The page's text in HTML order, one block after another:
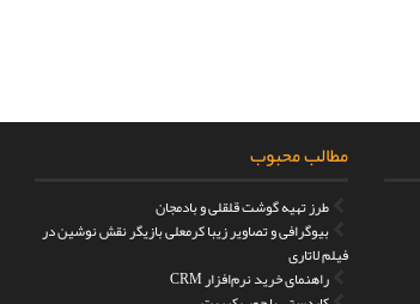
مطالب محبوب
طرز تهیه گوشت قلقلی و بادمجان
بیوگرافی و تصاویر زیبا کرمعلی بازیگر نقش نوشین در
فیلم لاتاری
راهنمای خرید نرم‌افزار CRM